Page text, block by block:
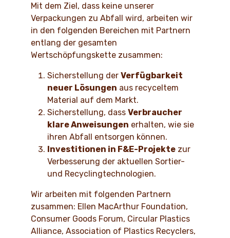
Mit dem Ziel, dass keine unserer
Verpackungen zu Abfall wird, arbeiten wir
in den folgenden Bereichen mit Partnern
entlang der gesamten
Wertschöpfungskette zusammen:
Sicherstellung der Verfügbarkeit
neuer Lösungen aus recyceltem
Material auf dem Markt.
Sicherstellung, dass Verbraucher
klare Anweisungen erhalten, wie sie
ihren Abfall entsorgen können.
Investitionen in F&E-Projekte zur
Verbesserung der aktuellen Sortier-
und Recyclingtechnologien.
Wir arbeiten mit folgenden Partnern
zusammen: Ellen MacArthur Foundation,
Consumer Goods Forum, Circular Plastics
Alliance, Association of Plastics Recyclers,